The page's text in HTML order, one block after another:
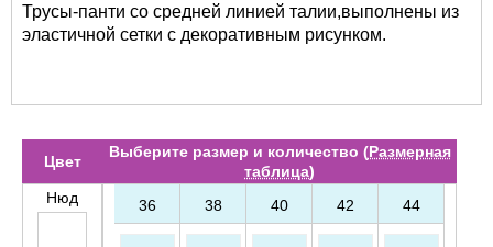
Трусы-панти со средней линией талии,выполнены из
эластичной сетки с декоративным рисунком.
Цвет
Выберите размер и количество (Размерная
таблица)
Нюд
36 38 40 42 44